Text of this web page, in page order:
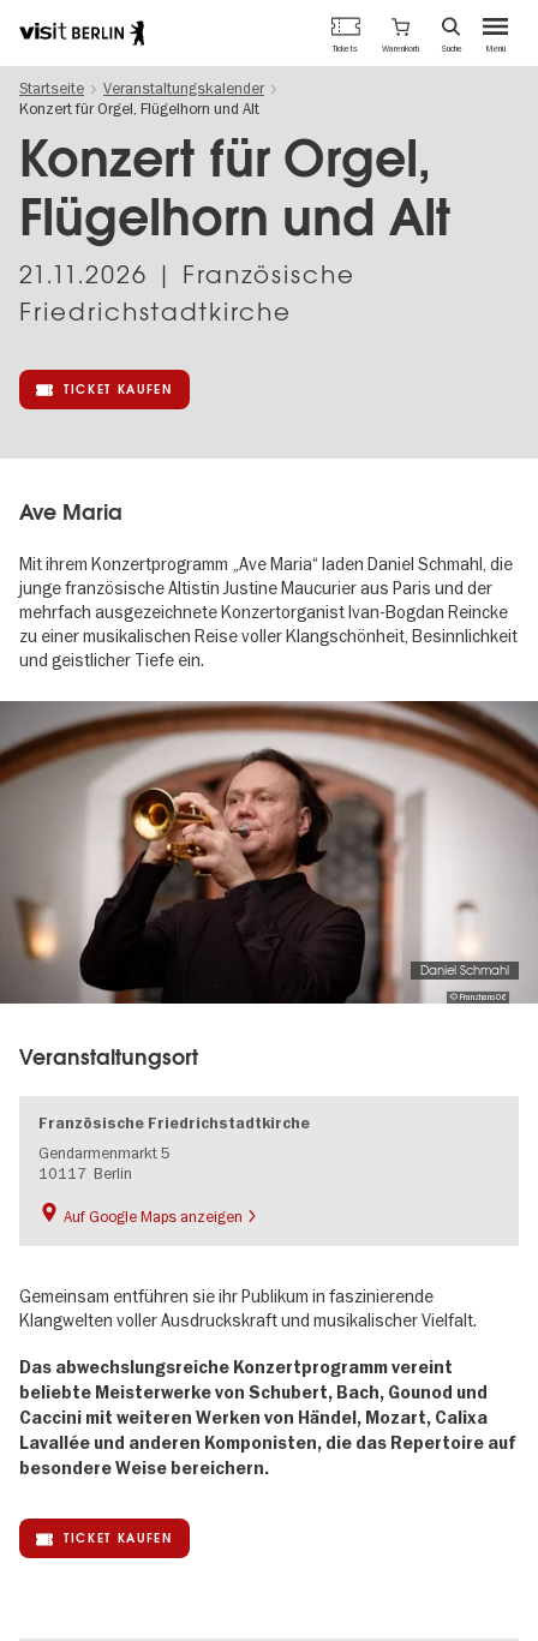
zum
Inhalt
Berlins
offizielles
Tourismusportal
Menü
Tickets Warenkorb Suche
Startseite
Veranstaltungskalender
Konzert für Orgel, Flügelhorn und Alt
Konzert für Orgel,
Flügelhorn und Alt
21.11.2026 | Französische
Friedrichstadtkirche
TICKET KAUFEN
Ave Maria
Mit ihrem Konzertprogramm „Ave Maria“ laden Daniel Schmahl, die
junge französische Altistin Justine Maucurier aus Paris und der
mehrfach ausgezeichnete Konzertorganist Ivan-Bogdan Reincke
zu einer musikalischen Reise voller Klangschönheit, Besinnlichkeit
und geistlicher Tiefe ein.
gallery
© Franzhans06
Daniel Schmahl
Veranstaltungsort
Französische Friedrichstadtkirche
Gendarmenmarkt 5
10117 Berlin
Auf Google Maps anzeigen
Gemeinsam entführen sie ihr Publikum in faszinierende
Klangwelten voller Ausdruckskraft und musikalischer Vielfalt.
Das abwechslungsreiche Konzertprogramm vereint
beliebte Meisterwerke von Schubert, Bach, Gounod und
Caccini mit weiteren Werken von Händel, Mozart, Calixa
Lavallée und anderen Komponisten, die das Repertoire auf
besondere Weise bereichern.
TICKET KAUFEN